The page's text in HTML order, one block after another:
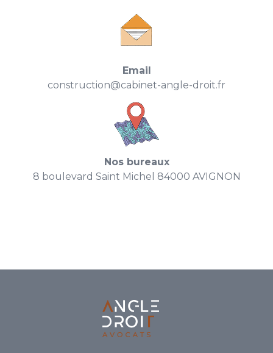
Email
construction@cabinet-angle-droit.fr
Nos bureaux
8 boulevard Saint Michel 84000 AVIGNON